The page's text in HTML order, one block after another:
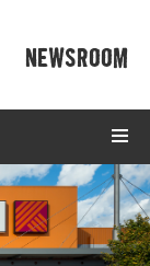
NEWSROOM